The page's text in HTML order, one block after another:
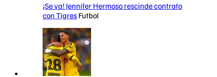
¡Se va! Jennifer Hermoso rescinde contrato
con Tigres Futbol